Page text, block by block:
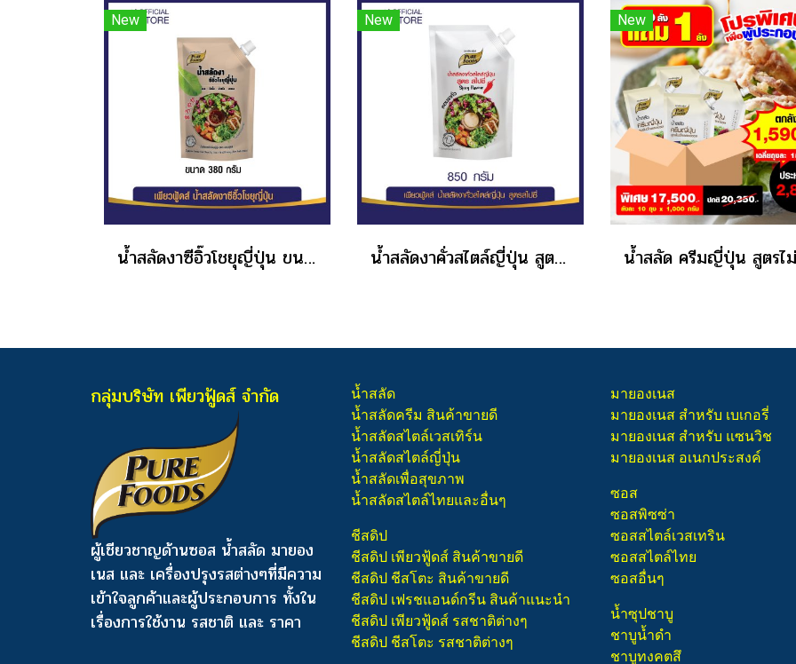
New
น้ำสลัดงาซีอิ๊วโชยุญี่ปุ่น ขนาด 380 กรัม
New
น้ำสลัดงาคั่วสไตล์ญี่ปุ่น สูตรสไปซี่ 850 g.
New
กลุ่มบริษัท เพียวฟู้ดส์ จำกัด
ผู้เชียวชาญด้านซอส น้ำสลัด มายอง
เนส และ เครื่องปรุงรสต่างๆที่มีความ
เข้าใจลูกค้าและผู้ประกอบการ ทั้งใน
เรื่องการใช้งาน รสชาติ และ ราคา
น้ำสลัด
น้ำสลัดครีม สินค้าขายดี
น้ำสลัดสไตล์เวสเทิร์น
น้ำสลัดสไตล์ญี่ปุ่น
น้ำสลัดเพื่อสุขภาพ
น้ำสลัดสไตล์ไทยและอื่นๆ
ชีสดิป
ชีสดิป เพียวฟู้ดส์ สินค้าขายดี
ชีสดิป ชีสโตะ สินค้าขายดี
ชีสดิป เฟรชแอนด์กรีน สินค้าแนะนำ
ชีสดิป เพียวฟู้ดส์ รสชาติต่างๆ
ชีสดิป ชีสโตะ รสชาติต่างๆ
มายองเนส
มายองเนส สำหรับ เบเกอรี่
มายองเนส สำหรับ แซนวิช
มายองเนส อเนกประสงค์
ซอส
ซอสพิซซ่า
ซอสสไตล์เวสเทริน
ซอสสไตล์ไทย
ซอสอื่นๆ
น้ำซุปชาบู
ชาบูน้ำดำ
ชาบูทงคตสึ